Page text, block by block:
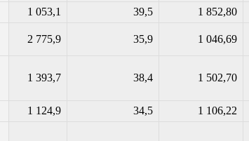
1 053,1 39,5 1 852,80
2 775,9 35,9 1 046,69
1 393,7 38,4 1 502,70
1 124,9 34,5 1 106,22